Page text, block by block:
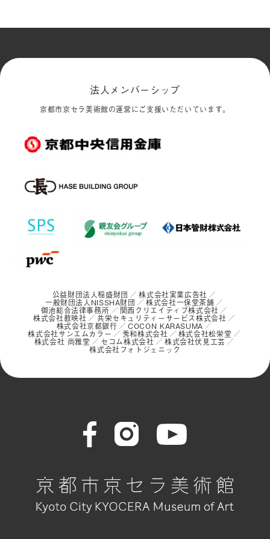
法人メンバーシップ
京都市京セラ美術館の運営にご支援いただいています。
公益財団法人稲盛財団 株式会社実業広告社
一般財団法人NISSHA財団 株式会社一保堂茶舗
御池総合法律事務所 関西クリエイティブ株式会社
株式会社教映社 共栄セキュリティーサービス株式会社
株式会社京都銀行 COCON KARASUMA
株式会社サンエムカラー 秀和株式会社 株式会社松栄堂
株式会社 尚雅堂 セコム株式会社 株式会社伏見工芸
株式会社フォトジェニック